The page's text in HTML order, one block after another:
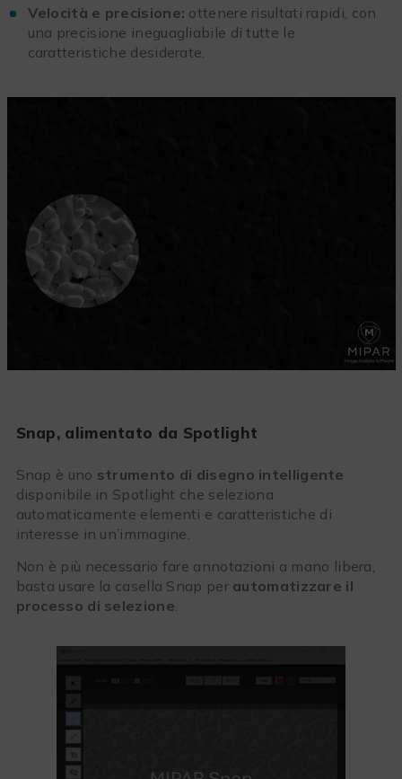
Velocità e precisione: ottenere risultati rapidi, con
una precisione ineguagliabile di tutte le
caratteristiche desiderate.
Snap, alimentato da Spotlight
Snap è uno strumento di disegno intelligente
disponibile in Spotlight che seleziona
automaticamente elementi e caratteristiche di
interesse in un’immagine.
Non è più necessario fare annotazioni a mano libera,
basta usare la casella Snap per automatizzare il
processo di selezione.